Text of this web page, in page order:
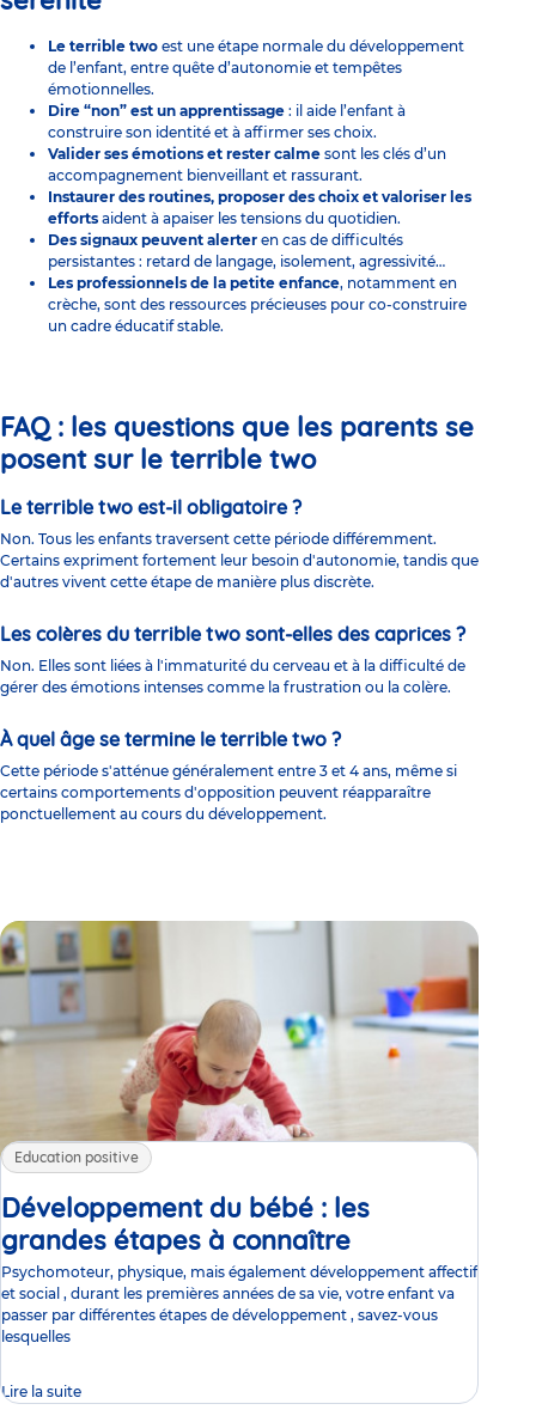
Le terrible two est une étape normale du développement
de l’enfant, entre quête d’autonomie et tempêtes
émotionnelles.
Dire “non” est un apprentissage : il aide l’enfant à
construire son identité et à affirmer ses choix.
Valider ses émotions et rester calme sont les clés d’un
accompagnement bienveillant et rassurant.
Instaurer des routines, proposer des choix et valoriser les
efforts aident à apaiser les tensions du quotidien.
Des signaux peuvent alerter en cas de difficultés
persistantes : retard de langage, isolement, agressivité…
Les professionnels de la petite enfance, notamment en
crèche, sont des ressources précieuses pour co-construire
un cadre éducatif stable.
FAQ : les questions que les parents se
posent sur le terrible two
Le terrible two est-il obligatoire ?
Non. Tous les enfants traversent cette période différemment.
Certains expriment fortement leur besoin d'autonomie, tandis que
d'autres vivent cette étape de manière plus discrète.
Les colères du terrible two sont-elles des caprices ?
Non. Elles sont liées à l'immaturité du cerveau et à la difficulté de
gérer des émotions intenses comme la frustration ou la colère.
À quel âge se termine le terrible two ?
Cette période s'atténue généralement entre 3 et 4 ans, même si
certains comportements d'opposition peuvent réapparaître
ponctuellement au cours du développement.
Education positive
Développement du bébé : les
grandes étapes à connaître
Psychomoteur, physique, mais également développement affectif
et social , durant les premières années de sa vie, votre enfant va
passer par différentes étapes de développement , savez-vous
lesquelles
Lire la suite